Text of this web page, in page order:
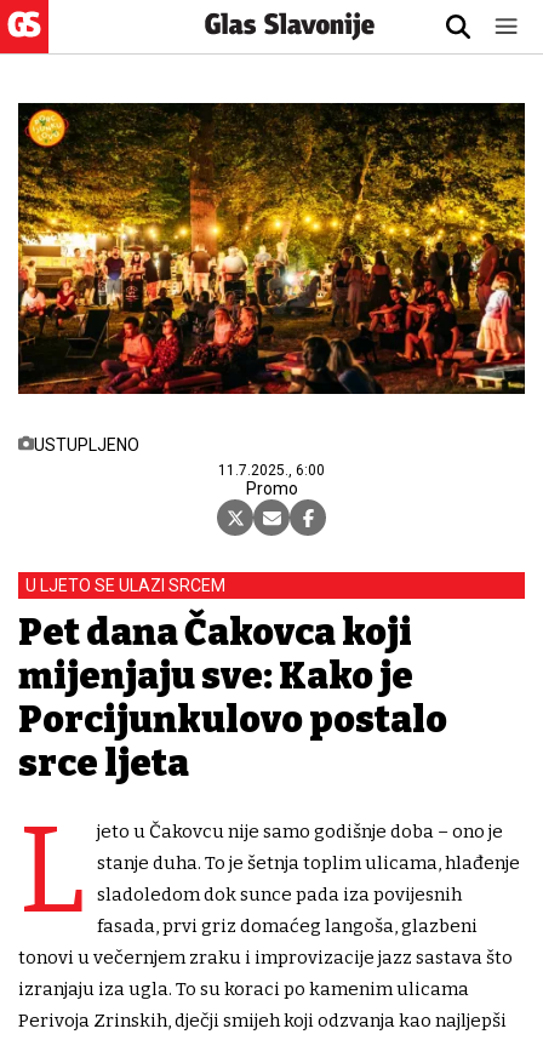
USTUPLJENO
11.7.2025., 6:00
Promo
U LJETO SE ULAZI SRCEM
Pet dana Čakovca koji
mijenjaju sve: Kako je
Porcijunkulovo postalo
srce ljeta
L
jeto u Čakovcu nije samo godišnje doba – ono je
stanje duha. To je šetnja toplim ulicama, hlađenje
sladoledom dok sunce pada iza povijesnih
fasada, prvi griz domaćeg langoša, glazbeni
tonovi u večernjem zraku i improvizacije jazz sastava što
izranjaju iza ugla. To su koraci po kamenim ulicama
Perivoja Zrinskih, dječji smijeh koji odzvanja kao najljepši